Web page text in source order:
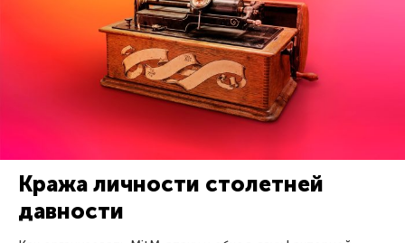
Кража личности столетней
давности